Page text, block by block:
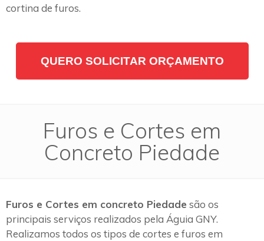
cortina de furos.
QUERO SOLICITAR ORÇAMENTO
Furos e Cortes em
Concreto Piedade
Furos e Cortes em concreto Piedade são os
principais serviços realizados pela Águia GNY.
Realizamos todos os tipos de cortes e furos em